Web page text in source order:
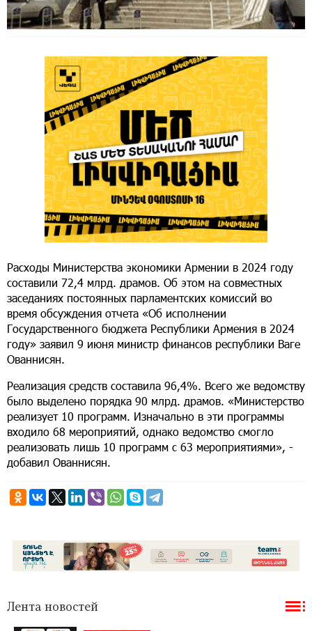
Расходы Министерства экономики Армении в 2024 году
составили 72,4 млрд. драмов. Об этом на совместных
заседаниях постоянных парламентских комиссий во
время обсуждения отчета «Об исполнении
Государственного бюджета Республики Армения в 2024
году» заявил 9 июня министр финансов республики Ваге
Ованнисян.
Реализация средств составила 96,4%. Всего же ведомству
было выделено порядка 90 млрд. драмов. «Министерство
реализует 10 программ. Изначально в эти программы
входило 68 мероприятий, однако ведомство смогло
реализовать лишь 10 программ с 63 мероприятиями», -
добавил Ованнисян.
Лента новостей